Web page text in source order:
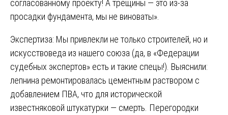
согласованному проекту! А трещины — это из-за
просадки фундамента, мы не виноваты».
Экспертиза: Мы привлекли не только строителей, но и
искусствоведа из нашего союза (да, в «Федерации
судебных экспертов» есть и такие спецы!). Выяснили:
лепнина ремонтировалась цементным раствором с
добавлением ПВА, что для исторической
известняковой штукатурки — смерть. Перегородки